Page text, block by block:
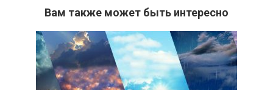
Вам также может быть интересно